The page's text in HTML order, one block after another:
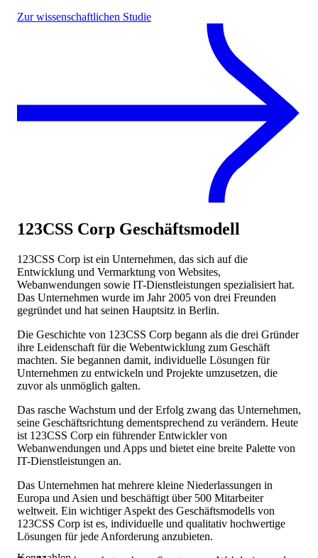
Zur wissenschaftlichen Studie
123CSS Corp Geschäftsmodell
123CSS Corp ist ein Unternehmen, das sich auf die
Entwicklung und Vermarktung von Websites,
Webanwendungen sowie IT-Dienstleistungen spezialisiert hat.
Das Unternehmen wurde im Jahr 2005 von drei Freunden
gegründet und hat seinen Hauptsitz in Berlin.
Die Geschichte von 123CSS Corp begann als die drei Gründer
ihre Leidenschaft für die Webentwicklung zum Geschäft
machten. Sie begannen damit, individuelle Lösungen für
Unternehmen zu entwickeln und Projekte umzusetzen, die
zuvor als unmöglich galten.
Das rasche Wachstum und der Erfolg zwang das Unternehmen,
seine Geschäftsrichtung dementsprechend zu verändern. Heute
ist 123CSS Corp ein führender Entwickler von
Webanwendungen und Apps und bietet eine breite Palette von
IT-Dienstleistungen an.
Das Unternehmen hat mehrere kleine Niederlassungen in
Europa und Asien und beschäftigt über 500 Mitarbeiter
weltweit. Ein wichtiger Aspekt des Geschäftsmodells von
123CSS Corp ist es, individuelle und qualitativ hochwertige
Lösungen für jede Anforderung anzubieten.